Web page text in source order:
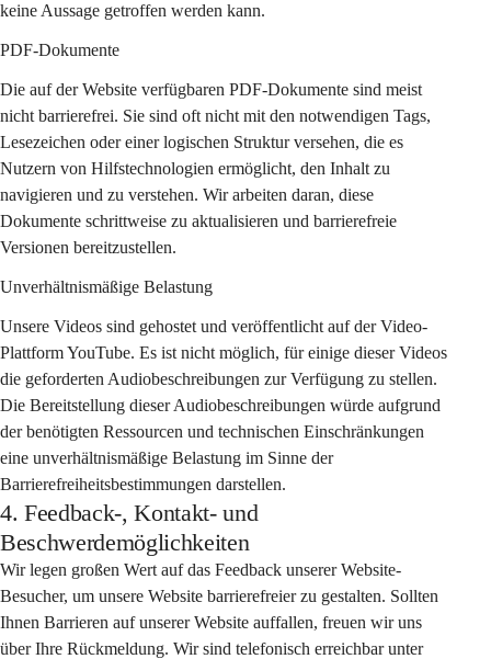
keine Aussage getroffen werden kann.
PDF-Dokumente
Die auf der Website verfügbaren PDF-Dokumente sind meist
nicht barrierefrei. Sie sind oft nicht mit den notwendigen Tags,
Lesezeichen oder einer logischen Struktur versehen, die es
Nutzern von Hilfstechnologien ermöglicht, den Inhalt zu
navigieren und zu verstehen. Wir arbeiten daran, diese
Dokumente schrittweise zu aktualisieren und barrierefreie
Versionen bereitzustellen.
Unverhältnismäßige Belastung
Unsere Videos sind gehostet und veröffentlicht auf der Video-
Plattform YouTube. Es ist nicht möglich, für einige dieser Videos
die geforderten Audiobeschreibungen zur Verfügung zu stellen.
Die Bereitstellung dieser Audiobeschreibungen würde aufgrund
der benötigten Ressourcen und technischen Einschränkungen
eine unverhältnismäßige Belastung im Sinne der
Barrierefreiheitsbestimmungen darstellen.
4. Feedback-, Kontakt- und
Beschwerdemöglichkeiten
Wir legen großen Wert auf das Feedback unserer Website-
Besucher, um unsere Website barrierefreier zu gestalten. Sollten
Ihnen Barrieren auf unserer Website auffallen, freuen wir uns
über Ihre Rückmeldung. Wir sind telefonisch erreichbar unter